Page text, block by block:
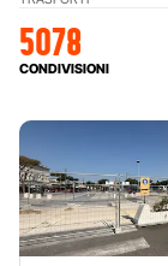
5078
CONDIVISIONI